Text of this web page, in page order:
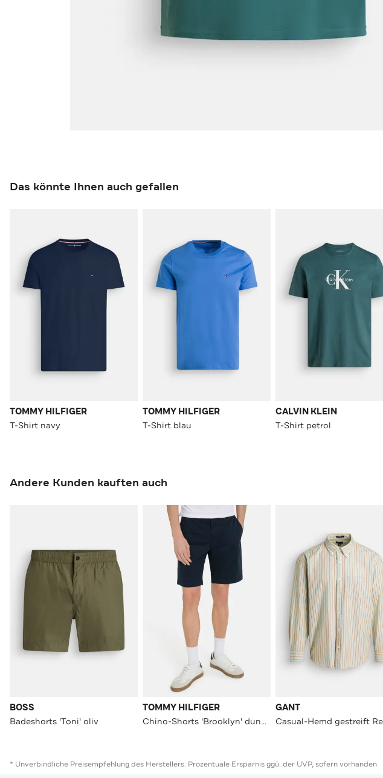
Das könnte Ihnen auch gefallen
TOMMY HILFIGER
T-Shirt navy
TOMMY HILFIGER
T-Shirt blau
CALVIN KLEIN
T-Shirt petrol
Andere Kunden kauften auch
BOSS
Badeshorts 'Toni' oliv
TOMMY HILFIGER
Chino-Shorts 'Brooklyn' dunkelblau
GANT
* Unverbindliche Preisempfehlung des Herstellers. Prozentuale Ersparnis ggü. der UVP, sofern vorhanden